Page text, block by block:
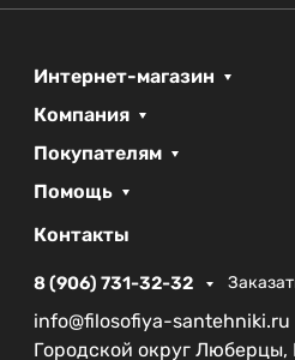
Интернет-магазин
Компания
Покупателям
Помощь
Контакты
8 (906) 731-32-32
info@filosofiya-santehniki.ru
Городской округ Люберцы,